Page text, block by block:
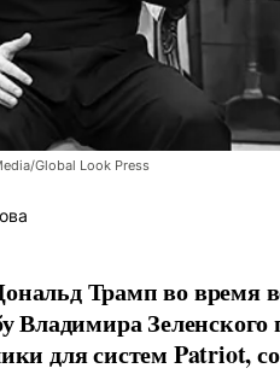
Global Look Press
Трамп во время
Владимира
для систем Patriot,